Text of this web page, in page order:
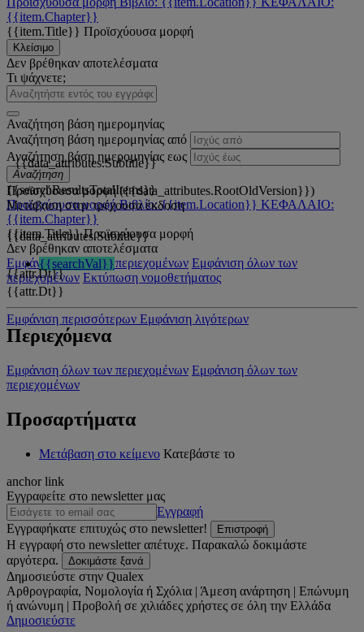
{{item.Chapter}}
{{item.Title}} Προϊσχύουσα μορφή
Κλείσιμο
Δεν βρέθηκαν αποτελέσματα
Τι ψάχνετε;
Αναζήτηση βάση ημερομηνίας
Αναζήτηση βάση ημερομηνίας από
Αναζήτηση βάση ημερομηνίας εως
Αναζήτηση
{{searchResultsTotalItems}}
Προϊσχύουσα μορφή Βιβλίο: {{item.Location}} ΚΕΦΑΛΑΙΟ:
{{item.Chapter}}
{{item.Title}} Προϊσχύουσα μορφή
Δεν βρέθηκαν αποτελέσματα
Εμφάνιση όλων των περιεχομένων Εμφάνιση όλων των
περιεχομένων Εκτύπωση νομοθετήματος
{{data_attributes.Subtitle}}
Προϊσχύουσα μορφή ({{data_attributes.RootOldVersion}})
Μετάβαση στην τρέχουσα έκδοση
{{data_attributes.Subtitle}}
{{searchVal}}
{{attr.Dt}}
Εμφάνιση περισσότερων Εμφάνιση λιγότερων
{{attr.Dt}}
Περιεχόμενα
Εμφάνιση όλων των περιεχομένων Εμφάνιση όλων των
περιεχομένων
Προσαρτήματα
Μετάβαση στο κείμενο Κατεβάστε το
anchor link
Εγγραφείτε στο newsletter μας
Εγγραφή
Εγγραφήκατε επιτυχώς στο newsletter!
Επιστροφή
Η εγγραφή στο newsletter απέτυχε. Παρακαλώ δοκιμάστε
αργότερα.
Δοκιμάστε ξανά
Δημοσιεύστε στην Qualex
Αρθρογραφία, Νομολογία ή Σχόλια | Άμεση ανάρτηση | Επώνυμη
ή ανώνυμη | Προβολή σε χιλιάδες χρήστες σε όλη την Ελλάδα
Δημοσιεύστε